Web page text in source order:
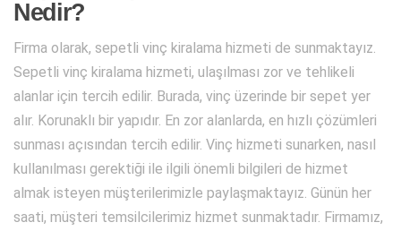
Nedir?
Firma olarak, sepetli vinç kiralama hizmeti de sunmaktayız.
Sepetli vinç kiralama hizmeti, ulaşılması zor ve tehlikeli
alanlar için tercih edilir. Burada, vinç üzerinde bir sepet yer
alır. Korunaklı bir yapıdır. En zor alanlarda, en hızlı çözümleri
sunması açısından tercih edilir. Vinç hizmeti sunarken, nasıl
kullanılması gerektiği ile ilgili önemli bilgileri de hizmet
almak isteyen müşterilerimizle paylaşmaktayız. Günün her
saati, müşteri temsilcilerimiz hizmet sunmaktadır. Firmamız,